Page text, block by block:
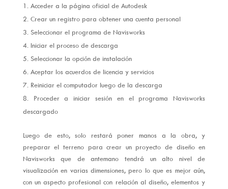
Acceder a la página oficial de Autodesk
Crear un registro para obtener una cuenta personal
Seleccionar el programa de Navisworks
Iniciar el proceso de descarga
Seleccionar la opción de instalación
Aceptar los acuerdos de licencia y servicios
Reiniciar el computador luego de la descarga
Proceder a iniciar sesión en el programa Navisworks
descargado
Luego de esto, solo restará poner manos a la obra, y
preparar el terreno para crear un proyecto de diseño en
Navisworks que de antemano tendrá un alto nivel de
visualización en varias dimensiones, pero lo que es mejor aún,
con un aspecto profesional con relación al diseño, elementos y